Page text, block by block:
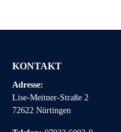
KONTAKT
Adresse:
Lise-Meitner-Straße 2
72622 Nürtingen